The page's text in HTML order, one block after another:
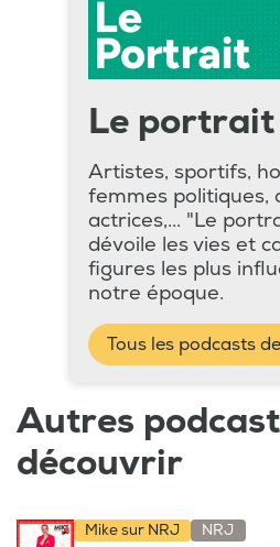
Le portrait
Artistes, sportifs,
femmes politiques,
actrices,... "Le
dévoile les vies et
figures les plus
notre époque.
Tous les podcasts
Autres
découvrir
Mike sur NRJ NRJ